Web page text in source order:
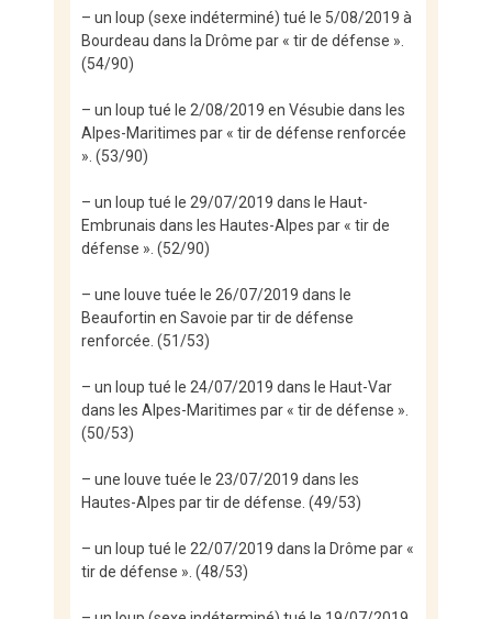
– un loup (sexe indéterminé) tué le 5/08/2019 à
Bourdeau dans la Drôme par « tir de défense ».
(54/90)
– un loup tué le 2/08/2019 en Vésubie dans les
Alpes-Maritimes par « tir de défense renforcée
». (53/90)
– un loup tué le 29/07/2019 dans le Haut-
Embrunais dans les Hautes-Alpes par « tir de
défense ». (52/90)
– une louve tuée le 26/07/2019 dans le
Beaufortin en Savoie par tir de défense
renforcée. (51/53)
– un loup tué le 24/07/2019 dans le Haut-Var
dans les Alpes-Maritimes par « tir de défense ».
(50/53)
– une louve tuée le 23/07/2019 dans les
Hautes-Alpes par tir de défense. (49/53)
– un loup tué le 22/07/2019 dans la Drôme par «
tir de défense ». (48/53)